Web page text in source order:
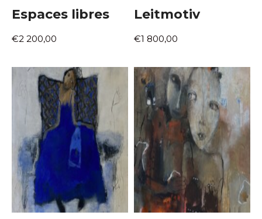
Prénom
J'accepte lestermes et conditions
* Champ obligatoire
Nom
Prénom
Statut / Organisation
J'accepte lestermes et conditions
Espaces libres
€2 200,00
Leitmotiv
€1 800,00